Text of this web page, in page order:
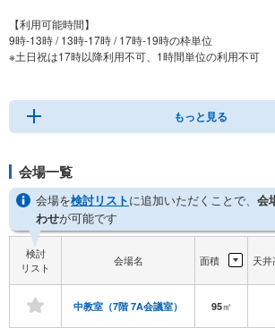
【利用可能時間】
9時-13時 / 13時-17時 / 17時-19時の枠単位
※土日祝は17時以降利用不可、1時間単位の利用不可
もっと見る
会場一覧
会場を検討リストに追加いただくことで、 会
わせが可能です
検討
リスト
会場名 面積
天井
中教室（7階 7A会議室） 95㎡